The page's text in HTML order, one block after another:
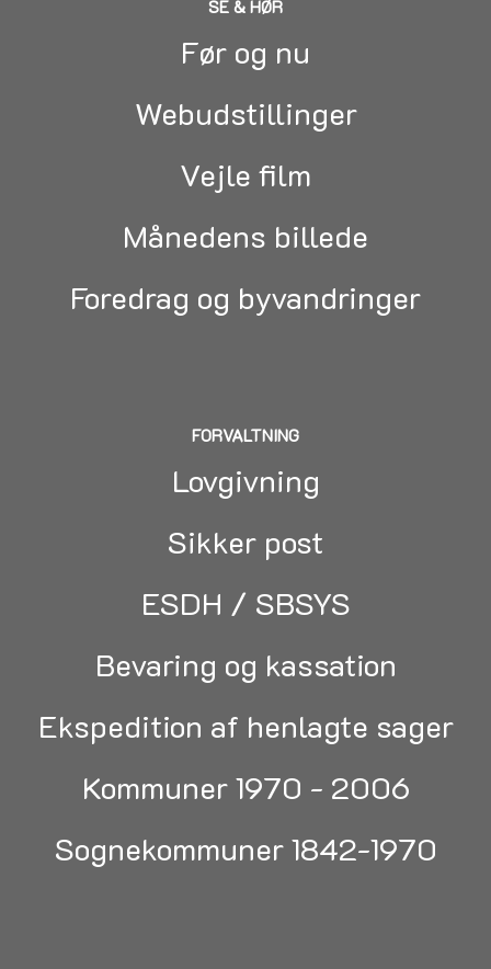
SE & HØR
Før og nu
Webudstillinger
Vejle film
Månedens billede
Foredrag og byvandringer
FORVALTNING
Lovgivning
Sikker post
ESDH / SBSYS
Bevaring og kassation
Ekspedition af henlagte sager
Kommuner 1970 - 2006
Sognekommuner 1842-1970